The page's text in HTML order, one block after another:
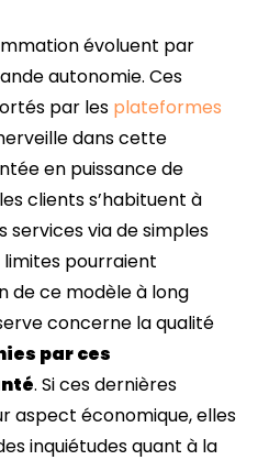
évoluent par
autonomie. Ces
par les plateformes
dans cette
en puissance de
clients s’habituent à
via de simples
limites pourraient
de ce modèle à long
concerne la qualité
par ces
. Si ces dernières
aspect économique, elles
inquiétudes quant à la